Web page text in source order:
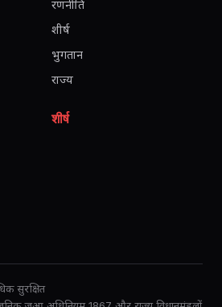
रणनीति
शीर्ष
भुगतान
राज्य
शीर्ष
सुरक्षित